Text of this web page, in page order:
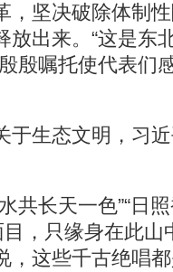
坚决破除体制性
放出来。“这是东
殷嘱托使代表们
态文明，习近
长天一色”“日
目，只缘身在此
，这些千古绝唱